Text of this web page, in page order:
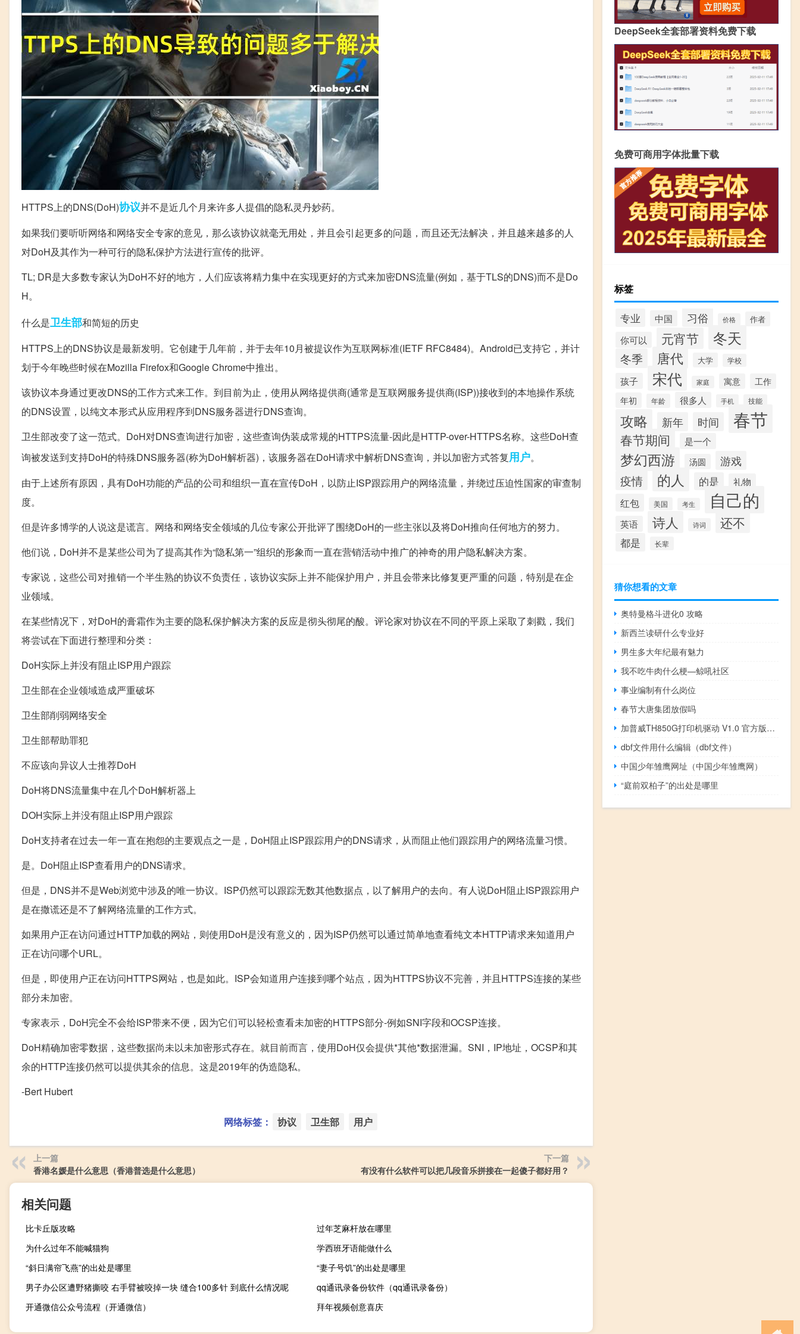
HTTPS上的DNS(DoH)协议并不是近几个月来许多人提倡的隐私灵丹妙药。
如果我们要听听网络和网络安全专家的意见，那么该协议就毫无用处，并且会引起更多的问题，而且还无法解决，并且越来越多的人
对DoH及其作为一种可行的隐私保护方法进行宣传的批评。
TL; DR是大多数专家认为DoH不好的地方，人们应该将精力集中在实现更好的方式来加密DNS流量(例如，基于TLS的DNS)而不是Do
H。
什么是卫生部和简短的历史
HTTPS上的DNS协议是最新发明。它创建于几年前，并于去年10月被提议作为互联网标准(IETF RFC8484)。Android已支持它，并计
划于今年晚些时候在Mozilla Firefox和Google Chrome中推出。
该协议本身通过更改DNS的工作方式来工作。到目前为止，使用从网络提供商(通常是互联网服务提供商(ISP))接收到的本地操作系统
的DNS设置，以纯文本形式从应用程序到DNS服务器进行DNS查询。
卫生部改变了这一范式。DoH对DNS查询进行加密，这些查询伪装成常规的HTTPS流量-因此是HTTP-over-HTTPS名称。这些DoH查
询被发送到支持DoH的特殊DNS服务器(称为DoH解析器)，该服务器在DoH请求中解析DNS查询，并以加密方式答复用户。
由于上述所有原因，具有DoH功能的产品的公司和组织一直在宣传DoH，以防止ISP跟踪用户的网络流量，并绕过压迫性国家的审查制
度。
但是许多博学的人说这是谎言。网络和网络安全领域的几位专家公开批评了围绕DoH的一些主张以及将DoH推向任何地方的努力。
他们说，DoH并不是某些公司为了提高其作为“隐私第一”组织的形象而一直在营销活动中推广的神奇的用户隐私解决方案。
专家说，这些公司对推销一个半生熟的协议不负责任，该协议实际上并不能保护用户，并且会带来比修复更严重的问题，特别是在企
业领域。
在某些情况下，对DoH的膏霜作为主要的隐私保护解决方案的反应是彻头彻尾的酸。评论家对协议在不同的平原上采取了刺戳，我们
将尝试在下面进行整理和分类：
DoH实际上并没有阻止ISP用户跟踪
卫生部在企业领域造成严重破坏
卫生部削弱网络安全
卫生部帮助罪犯
不应该向异议人士推荐DoH
DoH将DNS流量集中在几个DoH解析器上
DOH实际上并没有阻止ISP用户跟踪
DoH支持者在过去一年一直在抱怨的主要观点之一是，DoH阻止ISP跟踪用户的DNS请求，从而阻止他们跟踪用户的网络流量习惯。
是。DoH阻止ISP查看用户的DNS请求。
但是，DNS并不是Web浏览中涉及的唯一协议。ISP仍然可以跟踪无数其他数据点，以了解用户的去向。有人说DoH阻止ISP跟踪用户
是在撒谎还是不了解网络流量的工作方式。
如果用户正在访问通过HTTP加载的网站，则使用DoH是没有意义的，因为ISP仍然可以通过简单地查看纯文本HTTP请求来知道用户
正在访问哪个URL。
但是，即使用户正在访问HTTPS网站，也是如此。ISP会知道用户连接到哪个站点，因为HTTPS协议不完善，并且HTTPS连接的某些
部分未加密。
专家表示，DoH完全不会给ISP带来不便，因为它们可以轻松查看未加密的HTTPS部分-例如SNI字段和OCSP连接。
DoH精确加密零数据，这些数据尚未以未加密形式存在。就目前而言，使用DoH仅会提供*其他*数据泄漏。SNI，IP地址，OCSP和其
余的HTTP连接仍然可以提供其余的信息。这是2019年的伪造隐私。
-Bert Hubert
网络标签： 协议 卫生部 用户
上一篇
香港名媛是什么意思（香港普选是什么意思）
下一篇
有没有什么软件可以把几段音乐拼接在一起傻子都好用？
相关问题
比卡丘版攻略
过年芝麻杆放在哪里
为什么过年不能喊猫狗
学西班牙语能做什么
“斜日满帘飞燕”的出处是哪里
“妻子号饥”的出处是哪里
男子办公区遭野猪撕咬 右手臂被咬掉一块 缝合100多针 到底什么情况呢
qq通讯录备份软件（qq通讯录备份）
开通微信公众号流程（开通微信）
拜年视频创意喜庆
DeepSeek全套部署资料免费下载
免费可商用字体批量下载
标签
专业 中国 习俗 价格 作者
你可以 元宵节 冬天
冬季 唐代 大学 学校
孩子 宋代 家庭 寓意
工作
年初
年龄 很多人 手机 技能
攻略 新年 时间 春节
春节期间 是一个
梦幻西游 汤圆 游戏
疫情 的人 的是 礼物
红包 美国 考生 自己的
英语 诗人 诗词 还不
都是 长辈
猜你想看的文章
奥特曼格斗进化0 攻略
新西兰读研什么专业好
男生多大年纪最有魅力
我不吃牛肉什么梗—鲸吼社区
事业编制有什么岗位
春节大唐集团放假吗
加普威TH850G打印机驱动 V1.0 官方版（加普威TH850G打印机驱动 V1.0 官方版功能简介）
dbf文件用什么编辑（dbf文件）
中国少年雏鹰网址（中国少年雏鹰网）
“庭前双柏子”的出处是哪里